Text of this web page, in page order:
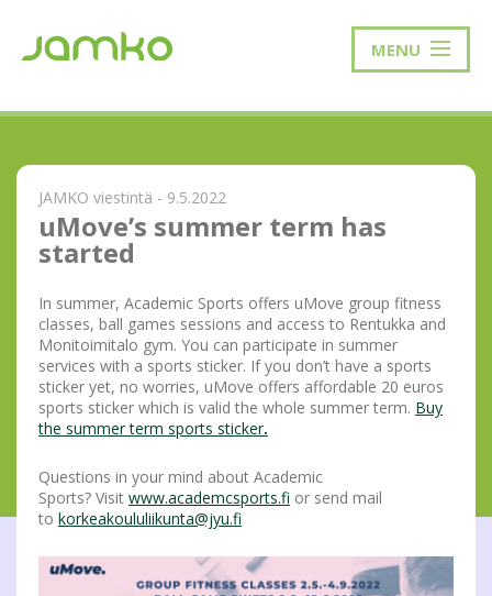
MENU
JAMKO viestintä - 9.5.2022
uMove’s summer term has
started
In summer, Academic Sports offers uMove group fitness
classes, ball games sessions and access to Rentukka and
Monitoimitalo gym. You can participate in summer
services with a sports sticker. If you don’t have a sports
sticker yet, no worries, uMove offers affordable 20 euros
sports sticker which is valid the whole summer term. Buy
the summer term sports sticker.
Questions in your mind about Academic
Sports? Visit www.academcsports.fi or send mail
to korkeakoululiikunta@jyu.fi